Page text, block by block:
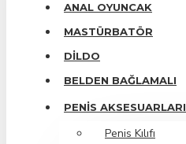
ANAL OYUNCAK
MASTÜRBATÖR
DILDO
BELDEN BAĞLAMALI
PENIS AKSESUARLARI
Penis Kılıfı